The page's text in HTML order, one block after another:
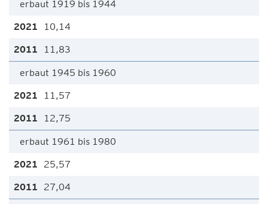
erbaut 1919 bis 1944
10,14
11,83
erbaut 1945 bis 1960
11,57
12,75
erbaut 1961 bis 1980
25,57
27,04